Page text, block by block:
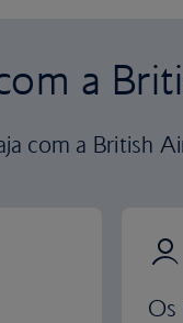
a
com a British
Os